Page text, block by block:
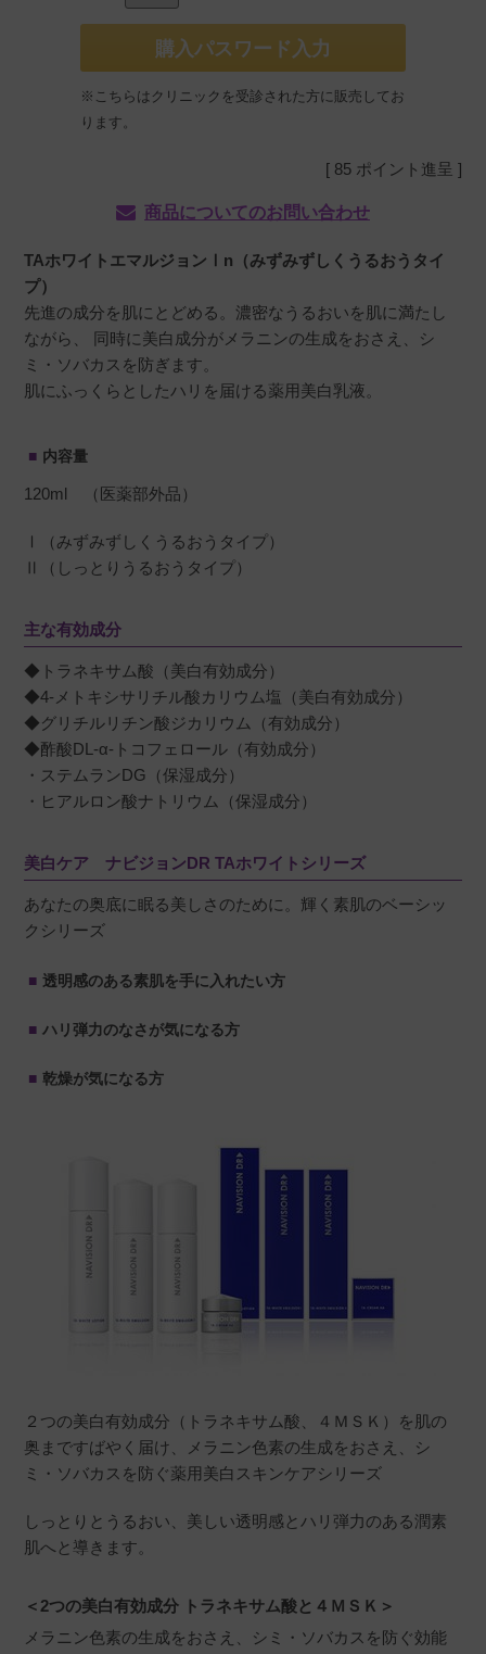
購入パスワード入力
※こちらはクリニックを受診された方に販売してお
ります。
[ 85 ポイント進呈 ]
商品についてのお問い合わせ
TAホワイトエマルジョンⅠn（みずみずしくうるおうタイ
プ）
先進の成分を肌にとどめる。濃密なうるおいを肌に満たし
ながら、 同時に美白成分がメラニンの生成をおさえ、シ
ミ・ソバカスを防ぎます。
肌にふっくらとしたハリを届ける薬用美白乳液。
内容量
120ml （医薬部外品）
Ⅰ（みずみずしくうるおうタイプ）
Ⅱ（しっとりうるおうタイプ）
主な有効成分
◆トラネキサム酸（美白有効成分）
◆4-メトキシサリチル酸カリウム塩（美白有効成分）
◆グリチルリチン酸ジカリウム（有効成分）
◆酢酸DL-α-トコフェロール（有効成分）
・ステムランDG（保湿成分）
・ヒアルロン酸ナトリウム（保湿成分）
美白ケア ナビジョンDR TAホワイトシリーズ
あなたの奥底に眠る美しさのために。輝く素肌のベーシッ
クシリーズ
透明感のある素肌を手に入れたい方
ハリ弾力のなさが気になる方
乾燥が気になる方
２つの美白有効成分（トラネキサム酸、４ＭＳＫ）を肌の
奥まですばやく届け、メラニン色素の生成をおさえ、シ
ミ・ソバカスを防ぐ薬用美白スキンケアシリーズ
しっとりとうるおい、美しい透明感とハリ弾力のある潤素
肌へと導きます。
＜2つの美白有効成分 トラネキサム酸と４ＭＳＫ＞
メラニン色素の生成をおさえ、シミ・ソバカスを防ぐ効能